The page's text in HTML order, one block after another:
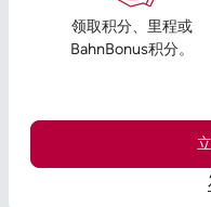
领取积分、里程或
BahnBonus积分。